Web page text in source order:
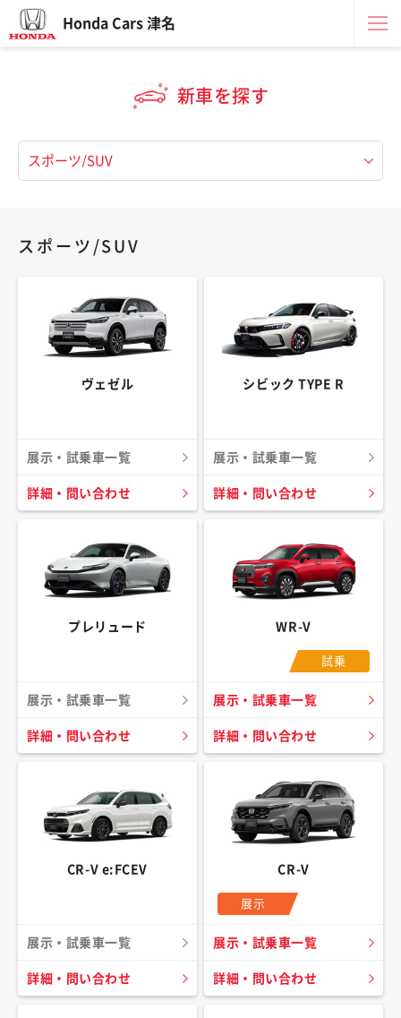
Honda Cars 津名
新車を探す
スポーツ/SUV
ヴェゼル
展示・試乗車一覧
詳細・問い合わせ
シビック TYPE R
展示・試乗車一覧
詳細・問い合わせ
プレリュード
展示・試乗車一覧
詳細・問い合わせ
WR-V
試乗
展示・試乗車一覧
詳細・問い合わせ
CR-V e:FCEV
展示・試乗車一覧
詳細・問い合わせ
CR-V
展示
展示・試乗車一覧
詳細・問い合わせ